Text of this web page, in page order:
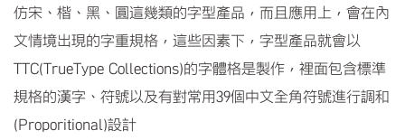
仿宋、楷、黑、圓這幾類的字型產品，而且應用上，會在內
文情境出現的字重規格，這些因素下，字型產品就會以
TTC(TrueType Collections)的字體格是製作，裡面包含標準
規格的漢字、符號以及有對常用39個中文全角符號進行調和
(Proporitional)設計